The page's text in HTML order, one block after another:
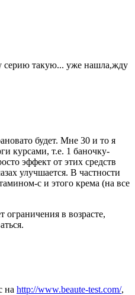
серию такую... уже нашла,жду
будет. Мне 30 и то я
курсами, т.е. 1 баночку-
эффект от этих средств
улучшается. В частности
с и этого крема (на все
ограничения в возрасте,
на http://www.beaute-test.com/,